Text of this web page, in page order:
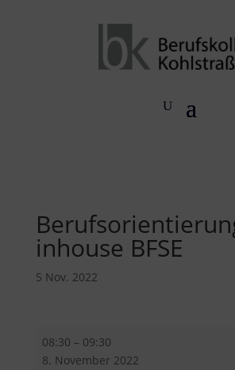
inhouse BFSE
5 Nov. 2022
Berufsorientierungstag
inhouse
08:30 – 09:30
8. November 2022